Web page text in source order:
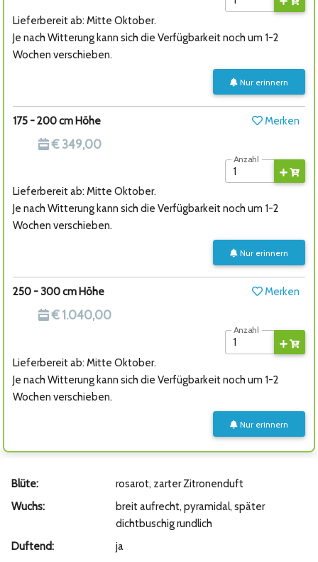
Lieferbereit ab: Mitte Oktober.
Je nach Witterung kann sich die Verfügbarkeit noch um 1-2
Wochen verschieben.
Nur erinnern
175 - 200 cm Höhe Merken
€ 349,00
Anzahl
Lieferbereit ab: Mitte Oktober.
Je nach Witterung kann sich die Verfügbarkeit noch um 1-2
Wochen verschieben.
Nur erinnern
250 - 300 cm Höhe Merken
€ 1.040,00
Anzahl
Lieferbereit ab: Mitte Oktober.
Je nach Witterung kann sich die Verfügbarkeit noch um 1-2
Wochen verschieben.
Nur erinnern
Blüte:
rosarot, zarter Zitronenduft
Wuchs:
breit aufrecht, pyramidal, später
dichtbuschig rundlich
Duftend:
ja